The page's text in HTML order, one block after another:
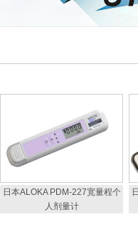
日本ALOKA PDM-227宽量程个
人剂量计